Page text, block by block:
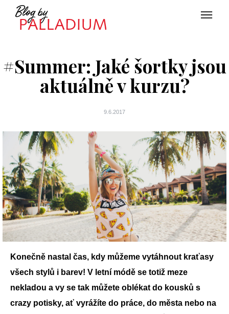
#Summer: Jaké šortky jsou
aktuálně v kurzu?
9.6.2017
Konečně nastal čas, kdy můžeme vytáhnout kraťasy
všech stylů i barev! V letní módě se totiž meze
nekladou a vy se tak můžete oblékat do kousků s
crazy potisky, ať vyrážíte do práce, do města nebo na